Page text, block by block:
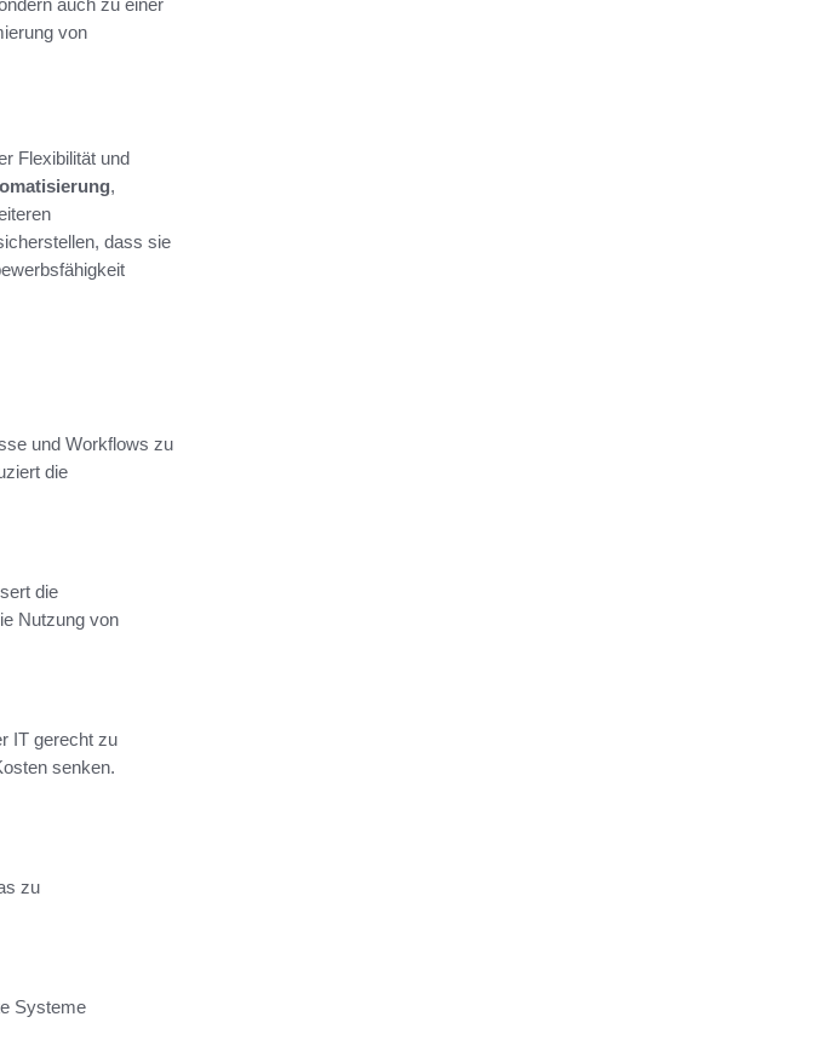
von
Flexibilität und
,
dass sie
und Workflows zu
die
die
Nutzung von
IT gerecht zu
senken.
zu
Systeme